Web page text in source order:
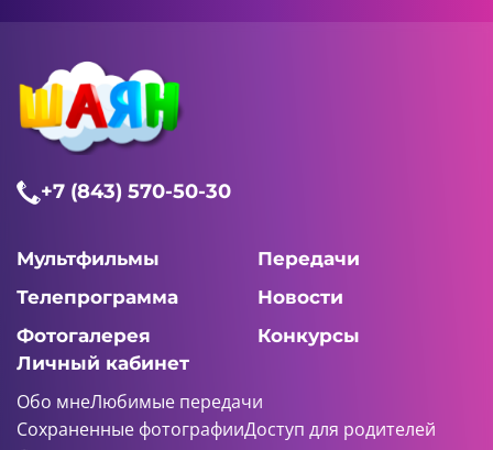
+7 (843) 570-50-30
Мультфильмы
Передачи
Телепрограмма
Новости
Фотогалерея
Конкурсы
Личный кабинет
Обо мнеЛюбимые передачи
Сохраненные фотографииДоступ для родителей